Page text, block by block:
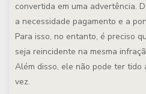
convertida em uma advertência.
a necessidade pagamento e a
Para isso, no entanto, é preciso
seja reincidente na mesma
Além disso, ele não pode ter tido
vez.